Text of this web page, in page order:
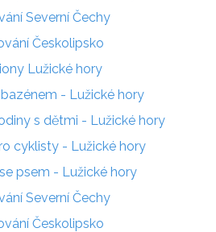
Severní Čechy
Českolipsko
Lužické hory
- Lužické hory
s dětmi - Lužické hory
cyklisty - Lužické hory
psem - Lužické hory
Severní Čechy
Českolipsko